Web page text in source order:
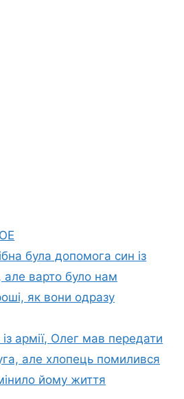
була допомога син із
але варто було нам
як вони одразу
армії, Олег мав передати
але хлопець помилився
йому життя